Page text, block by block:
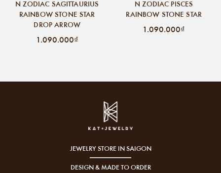
N ZODIAC SAGITTAURIUS
RAINBOW STONE STAR
DROP ARROW
1.090.000₫
N ZODIAC PISCES
RAINBOW STONE STAR
1.090.000₫
JEWELRY STORE IN SAIGON
DESIGN & MADE TO ORDER